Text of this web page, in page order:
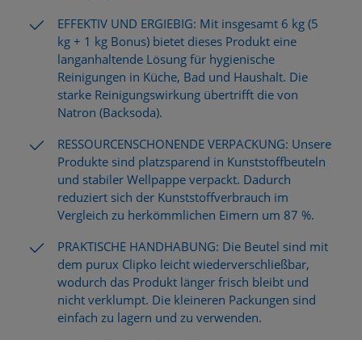
EFFEKTIV UND ERGIEBIG: Mit insgesamt 6 kg (5
kg + 1 kg Bonus) bietet dieses Produkt eine
langanhaltende Lösung für hygienische
Reinigungen in Küche, Bad und Haushalt. Die
starke Reinigungswirkung übertrifft die von
Natron (Backsoda).
RESSOURCENSCHONENDE VERPACKUNG: Unsere
Produkte sind platzsparend in Kunststoffbeuteln
und stabiler Wellpappe verpackt. Dadurch
reduziert sich der Kunststoffverbrauch im
Vergleich zu herkömmlichen Eimern um 87 %.
PRAKTISCHE HANDHABUNG: Die Beutel sind mit
dem purux Clipko leicht wiederverschließbar,
wodurch das Produkt länger frisch bleibt und
nicht verklumpt. Die kleineren Packungen sind
einfach zu lagern und zu verwenden.